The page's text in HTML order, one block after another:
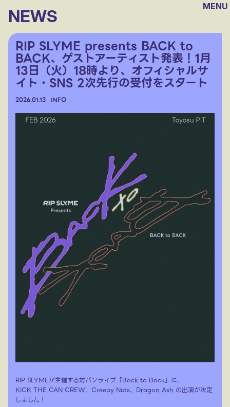
MENU
NEWS
RIP SLYME presents BACK to
BACK、ゲストアーティスト発表！1月
13日（火）18時より、オフィシャルサ
イト・SNS 2次先行の受付をスタート
2026.01.13 INFO
RIP SLYMEが主催する対バンライブ「Back to Back」に、
KICK THE CAN CREW、Creepy Nuts、Dragon Ash の出演が決定
しました！